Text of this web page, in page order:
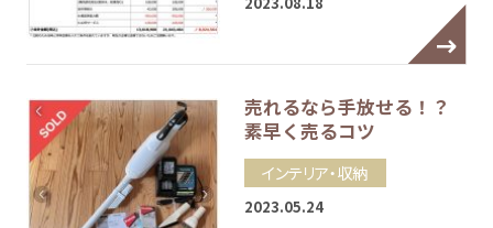
売れるなら手放せる！？
素早く売るコツ
インテリア・収納
2023.05.24